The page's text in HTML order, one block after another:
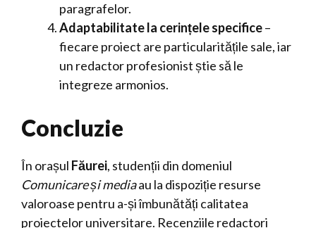
paragrafelor.
Adaptabilitate la cerințele specifice–
fiecare proiect are particularitățile sale, iar
un redactor profesionist știe să le
integreze armonios.
Concluzie
În orașul Făurei, studenții din domeniul
Comunicare și mediaau la dispoziție resurse
valoroase pentru a-și îmbunătăți calitatea
proiectelor universitare. Recenziile redactori